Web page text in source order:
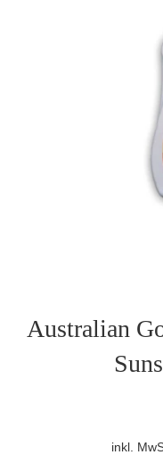
Australian
inkl.